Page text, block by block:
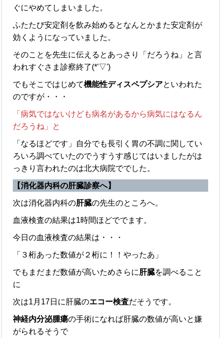
ぐにやめてしまいました。
ふたたび安定剤を飲み始めるとなんとかまた安定剤が
効くようになっていました。
そのことを先生に伝えるとあっさり「だろうね」と言
われすぐさま診察終了(*'▽')
でもそこではじめて機能性ディスペプシアといわれた
のですが・・・
「病気ではないけども病名があるから病気にはなるん
だろうね」と
「なるほどです」自分でも長引く胃の不調に関してい
ろいろ調べていたのでうすうす感じてはいましたがは
っきり言われたのは北大病院ででした。
【消化器内科の肝臓診察へ】
次は消化器内科の肝臓の先生のところへ。
血液検査の結果は1時間ほどででます。
今日の血液検査の結果は・・・
「３桁あった数値が２桁に！！やったあ」
でもまだまだ数値が高いためさらに肝臓を調べること
に
次は1月17日に肝臓のエコー検査だそうです。
神経内分泌腫瘍の手術になれば肝臓の数値が高いと嫌
がられるそうで